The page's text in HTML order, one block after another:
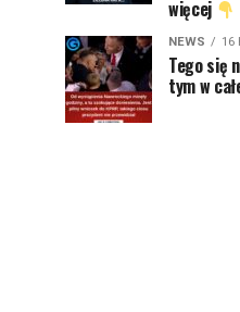
więcej
NEWS 16
Tego się
tym w